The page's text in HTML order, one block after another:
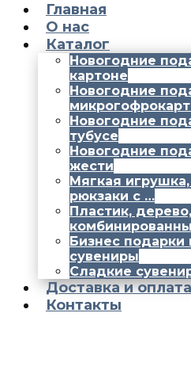
Главная
О нас
Каталог
Новогодние
картоне
Новогодние
Новогодние
тубусе
Новогодние
жести
Мягкая
рюкзаки с …
Пластик, дерево,
Бизнес подарки
сувениры
Сладкие
Доставка и оплата
Контакты